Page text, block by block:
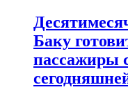
Баку
пассажиры